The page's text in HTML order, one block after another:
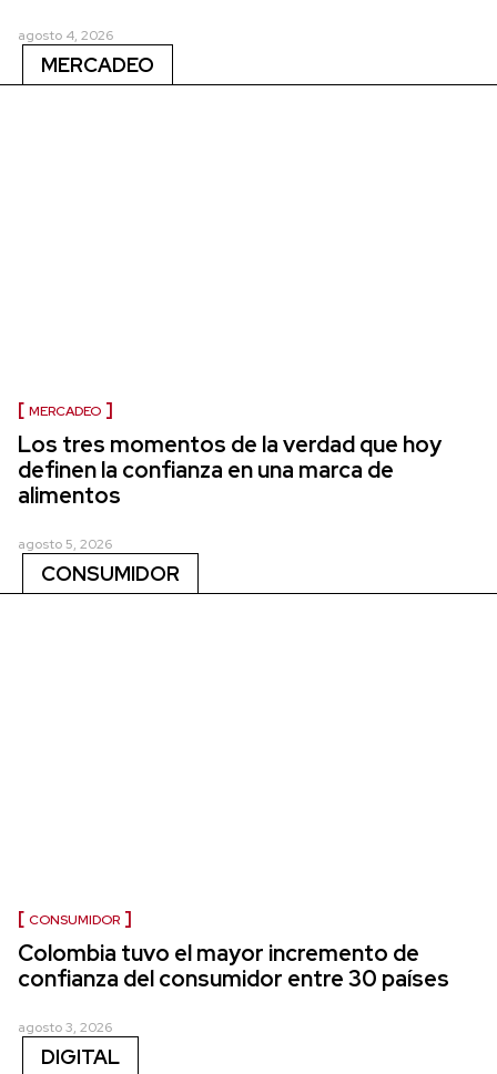
agosto 4, 2026
MERCADEO
MERCADEO
Los tres momentos de la verdad que hoy
definen la confianza en una marca de
alimentos
agosto 5, 2026
CONSUMIDOR
CONSUMIDOR
Colombia tuvo el mayor incremento de
confianza del consumidor entre 30 países
agosto 3, 2026
DIGITAL